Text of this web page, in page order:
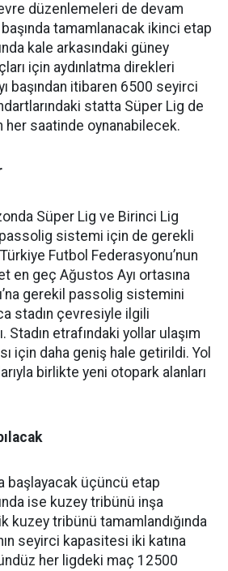
düzenlemeleri de devam
tamamlanacak ikinci etap
kale arkasındaki güney
için aydınlatma direkleri
başından itibaren 6500 seyirci
statta Süper Lig de
her saatinde oynanabilecek.
Süper Lig ve Birinci Lig
sistemi için de gerekli
Futbol Federasyonu’nun
en geç Ağustos Ayı ortasına
gerekil passolig sistemini
stadın çevresiyle ilgili
Stadın etrafındaki yollar ulaşım
için daha geniş hale getirildi. Yol
birlikte yeni otopark alanları
başlayacak üçüncü etap
ise kuzey tribünü inşa
kuzey tribünü tamamlandığında
seyirci kapasitesi iki katına
her ligdeki maç 12500